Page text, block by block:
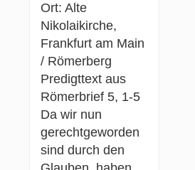
Ort: Alte
Nikolaikirche,
Frankfurt am Main
/ Römerberg
Predigttext aus
Römerbrief 5, 1-5
Da wir nun
gerechtgeworden
sind durch den